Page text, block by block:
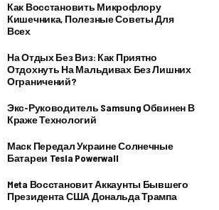
Как Восстановить Микрофлору
Кишечника, Полезные Советы Для
Всех
На Отдых Без Виз: Как Приятно
Отдохнуть На Мальдивах Без Лишних
Ограничений?
Экс-Руководитель Samsung Обвинен В
Краже Технологий
Маск Передал Украине Солнечные
Батареи Tesla Powerwall
Meta Восстановит Аккаунты Бывшего
Президента США Дональда Трампа